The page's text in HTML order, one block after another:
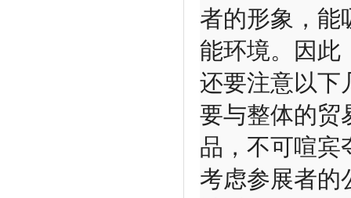
者的形象，能
能环境。因此
还要注意以下
要与整体的贸
品，不可喧宾
考虑参展者的